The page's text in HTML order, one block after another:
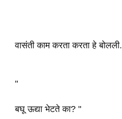
वासंती काम करता करता हे बोलली.
"
बघू ऊद्या भेटते का? "